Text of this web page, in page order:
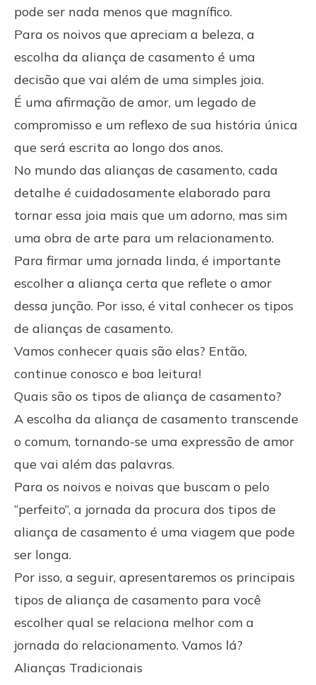
pode ser nada menos que magnífico.
Para os noivos que apreciam a beleza, a
escolha da aliança de casamento é uma
decisão que vai além de uma simples joia.
É uma afirmação de amor, um legado de
compromisso e um reflexo de sua história única
que será escrita ao longo dos anos.
No mundo das alianças de casamento, cada
detalhe é cuidadosamente elaborado para
tornar essa joia mais que um adorno, mas sim
uma obra de arte para um relacionamento.
Para firmar uma jornada linda, é importante
escolher a aliança certa que reflete o amor
dessa junção. Por isso, é vital conhecer os tipos
de alianças de casamento.
Vamos conhecer quais são elas? Então,
continue conosco e boa leitura!
Quais são os tipos de aliança de casamento?
A escolha da aliança de casamento transcende
o comum, tornando-se uma expressão de amor
que vai além das palavras.
Para os noivos e noivas que buscam o pelo
“perfeito”, a jornada da procura dos tipos de
aliança de casamento é uma viagem que pode
ser longa.
Por isso, a seguir, apresentaremos os principais
tipos de aliança de casamento para você
escolher qual se relaciona melhor com a
jornada do relacionamento. Vamos lá?
Alianças Tradicionais